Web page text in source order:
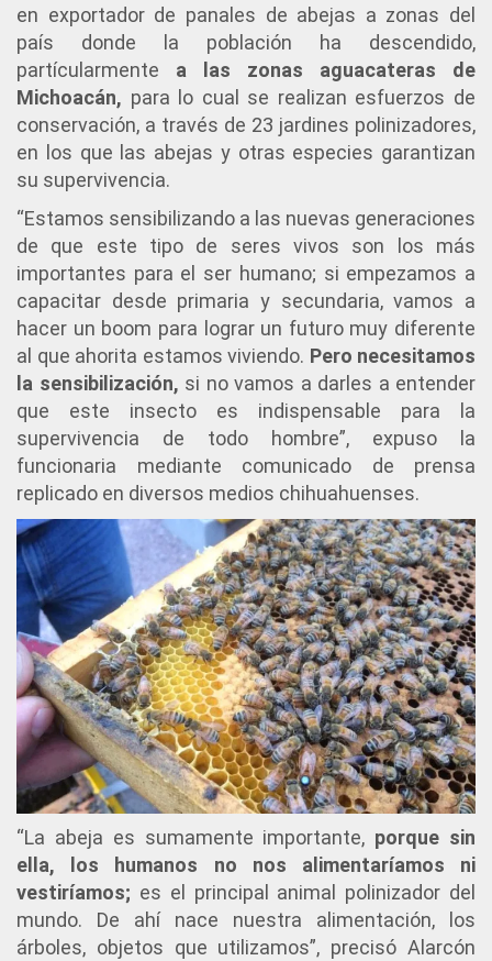
en exportador de panales de abejas a zonas del
país donde la población ha descendido,
partícularmente a las zonas aguacateras de
Michoacán, para lo cual se realizan esfuerzos de
conservación, a través de 23 jardines polinizadores,
en los que las abejas y otras especies garantizan
su supervivencia.
“Estamos sensibilizando a las nuevas generaciones
de que este tipo de seres vivos son los más
importantes para el ser humano; si empezamos a
capacitar desde primaria y secundaria, vamos a
hacer un boom para lograr un futuro muy diferente
al que ahorita estamos viviendo. Pero necesitamos
la sensibilización, si no vamos a darles a entender
que este insecto es indispensable para la
supervivencia de todo hombre”, expuso la
funcionaria mediante comunicado de prensa
replicado en diversos medios chihuahuenses.
“La abeja es sumamente importante, porque sin
ella, los humanos no nos alimentaríamos ni
vestiríamos; es el principal animal polinizador del
mundo. De ahí nace nuestra alimentación, los
árboles, objetos que utilizamos”, precisó Alarcón